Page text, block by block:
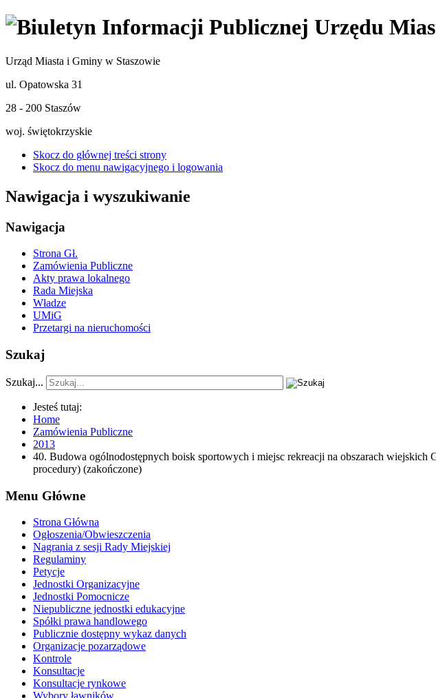
Urząd Miasta i Gminy w Staszowie
ul. Opatowska 31
28 - 200 Staszów
woj. świętokrzyskie
Skocz do głównej treści strony
Skocz do menu nawigacyjnego i logowania
Nawigacja i wyszukiwanie
Nawigacja
Strona Gł.
Zamówienia Publiczne
Akty prawa lokalnego
Rada Miejska
Władze
UMiG
Przetargi na nieruchomości
Szukaj
Szukaj...
Jesteś tutaj:
Home
Zamówienia Publiczne
2013
40. Budowa ogólnodostępnych boisk sportowych i miejsc rekreacji na obszarach
procedury) (zakończone)
Menu Główne
Strona Główna
Ogłoszenia/Obwieszczenia
Nagrania z sesji Rady Miejskiej
Regulaminy
Petycje
Jednostki Organizacyjne
Jednostki Pomocnicze
Niepubliczne jednostki edukacyjne
Spółki prawa handlowego
Publicznie dostępny wykaz danych
Organizacje pozarządowe
Kontrole
Konsultacje
Konsultacje rynkowe